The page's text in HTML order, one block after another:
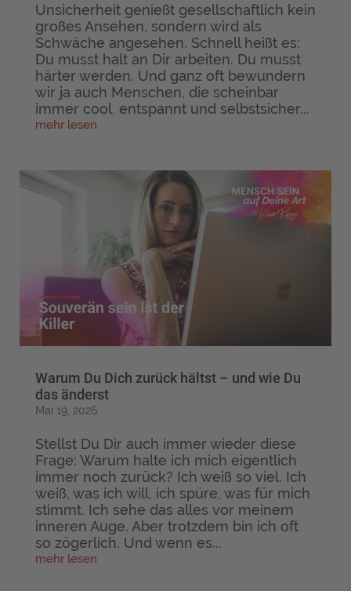
Unsicherheit genießt gesellschaftlich kein
großes Ansehen, sondern wird als
Schwäche angesehen. Schnell heißt es:
Du musst halt an Dir arbeiten. Du musst
härter werden. Und ganz oft bewundern
wir ja auch Menschen, die scheinbar
immer cool, entspannt und selbstsicher...
mehr lesen
Warum Du Dich zurück hältst – und wie Du
das änderst
Mai 19, 2026
Stellst Du Dir auch immer wieder diese
Frage: Warum halte ich mich eigentlich
immer noch zurück? Ich weiß so viel. Ich
weiß, was ich will, ich spüre, was für mich
stimmt. Ich sehe das alles vor meinem
inneren Auge. Aber trotzdem bin ich oft
so zögerlich. Und wenn es...
mehr lesen